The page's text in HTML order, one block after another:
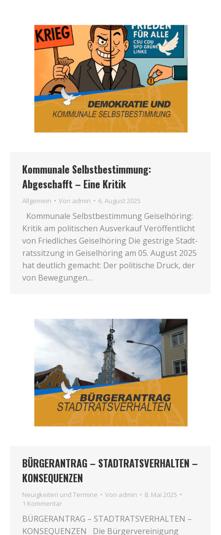
Kommunale Selbstbestimmung:
Abgeschafft – Eine Kritik
Allgemein Von admin 6. August 2025
Kom­mu­na­le Selbst­be­stim­mung Gei­sel­hö­ring:
Kri­tik am poli­ti­schen Aus­ver­kauf Ver­öf­fent­licht
von Fried­li­ches Gei­sel­hö­ring Die gest­ri­ge Stadt­
rats­sit­zung in Gei­sel­hö­ring am 05. August 2025
hat deut­lich gemacht: Der poli­ti­sche Druck, der
von Bewe­gun­gen…
BÜRGERANTRAG – STADTRATSVERHALTEN –
KONSEQUENZEN
Neuigkeiten und Termine Von admin
8. Mai 2025
1 Kommentar
BÜRGERANTRAG – STADTRATSVERHALTEN –
KONSEQUENZEN Die Bür­ger­ver­ei­ni­gung